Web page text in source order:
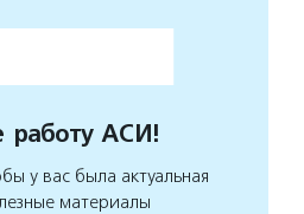
работу АСИ!
у вас была актуальная
материалы